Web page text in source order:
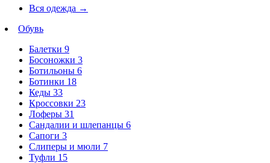
Вся одежда →
Обувь
Балетки 9
Босоножки 3
Ботильоны 6
Ботинки 18
Кеды 33
Кроссовки 23
Лоферы 31
Сандалии и шлепанцы 6
Сапоги 3
Слиперы и мюли 7
Туфли 15